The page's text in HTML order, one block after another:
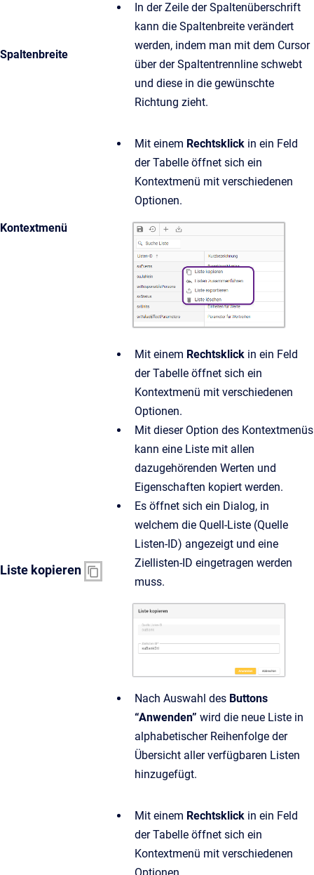
Spaltenbreite
In der Zeile der Spaltenüberschrift
kann die Spaltenbreite verändert
werden, indem man mit dem Cursor
über der Spaltentrennline schwebt
und diese in die gewünschte
Richtung zieht.
Kontextmenü
Mit einem Rechtsklick in ein Feld
der Tabelle öffnet sich ein
Kontextmenü mit verschiedenen
Optionen.
Liste kopieren
Mit einem Rechtsklick in ein Feld
der Tabelle öffnet sich ein
Kontextmenü mit verschiedenen
Optionen.
Mit dieser Option des Kontextmenüs
kann eine Liste mit allen
dazugehörenden Werten und
Eigenschaften kopiert werden.
Es öffnet sich ein Dialog, in
welchem die Quell-Liste (Quelle
Listen-ID) angezeigt und eine
Ziellisten-ID eingetragen werden
muss.
Nach Auswahl des Buttons
“Anwenden” wird die neue Liste in
alphabetischer Reihenfolge der
Übersicht aller verfügbaren Listen
hinzugefügt.
Mit einem Rechtsklick in ein Feld
der Tabelle öffnet sich ein
Kontextmenü mit verschiedenen